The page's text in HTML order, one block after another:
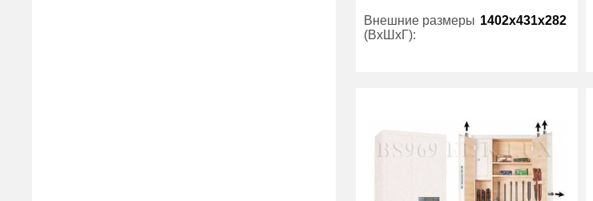
Внешние размеры
(ВхШхГ):
1402x431x282
Гарантия:
Производитель: Gunsafe